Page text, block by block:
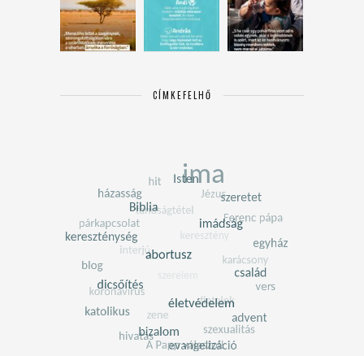
CÍMKEFELHŐ